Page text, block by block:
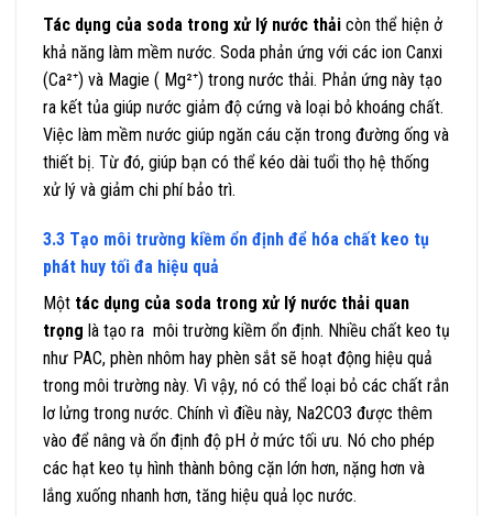
Tác dụng của soda trong xử lý nước thải còn thể hiện ở
khả năng làm mềm nước. Soda phản ứng với các ion Canxi
(Ca²⁺) và Magie ( Mg²⁺) trong nước thải. Phản ứng này tạo
ra kết tủa giúp nước giảm độ cứng và loại bỏ khoáng chất.
Việc làm mềm nước giúp ngăn cáu cặn trong đường ống và
thiết bị. Từ đó, giúp bạn có thể kéo dài tuổi thọ hệ thống
xử lý và giảm chi phí bảo trì.
3.3 Tạo môi trường kiềm ổn định để hóa chất keo tụ
phát huy tối đa hiệu quả
Một tác dụng của soda trong xử lý nước thải quan
trọng là tạo ra môi trường kiềm ổn định. Nhiều chất keo tụ
như PAC, phèn nhôm hay phèn sắt sẽ hoạt động hiệu quả
trong môi trường này. Vì vậy, nó có thể loại bỏ các chất rắn
lơ lửng trong nước. Chính vì điều này, Na2CO3 được thêm
vào để nâng và ổn định độ pH ở mức tối ưu. Nó cho phép
các hạt keo tụ hình thành bông cặn lớn hơn, nặng hơn và
lắng xuống nhanh hơn, tăng hiệu quả lọc nước.